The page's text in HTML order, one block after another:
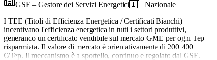
GSE – Gestore dei Servizi Energetici🇮🇹Nazionale
I TEE (Titoli di Efficienza Energetica / Certificati Bianchi)
incentivano l'efficienza energetica in tutti i settori produttivi,
generando un certificato vendibile sul mercato GME per ogni Tep
risparmiata. Il valore di mercato è orientativamente di 200-400
€/Tep. Il meccanismo è a sportello, continuo e regolato dal GSE.